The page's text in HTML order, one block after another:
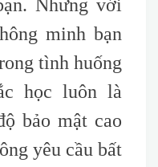
Nhưng với
minh bạn
tình huống
học luôn là
bảo mật cao
yêu cầu bất